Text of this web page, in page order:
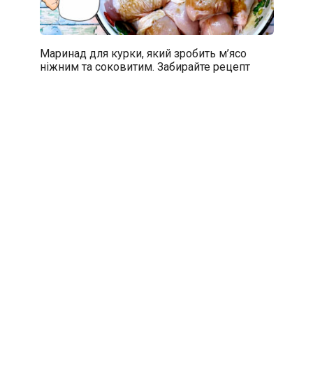
Маринад для курки, який зробить м’ясо
ніжним та соковитим. Забирайте рецепт